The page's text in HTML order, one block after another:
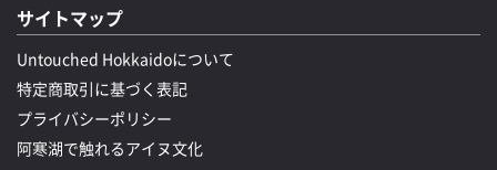
サイトマップ
Untouched Hokkaidoについて
特定商取引に基づく表記
プライバシーポリシー
阿寒湖で触れるアイヌ文化